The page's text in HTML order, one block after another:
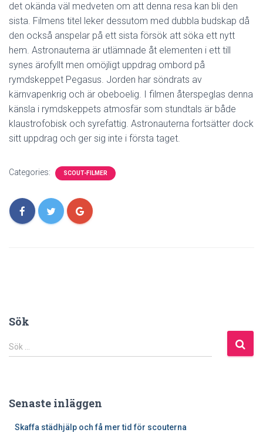
det okända väl medveten om att denna resa kan bli den
sista. Filmens titel leker dessutom med dubbla budskap då
den också anspelar på ett sista försök att söka ett nytt
hem. Astronauterna är utlämnade åt elementen i ett till
synes ärofyllt men omöjligt uppdrag ombord på
rymdskeppet Pegasus. Jorden har söndrats av
kärnvapenkrig och är obeboelig. I filmen återspeglas denna
känsla i rymdskeppets atmosfär som stundtals är både
klaustrofobisk och syrefattig. Astronauterna fortsätter dock
sitt uppdrag och ger sig inte i första taget.
Categories: SCOUT-FILMER
Sök
S
ö
t
Sök …
Senaste inläggen
Skaffa städhjälp och få mer tid för scouterna